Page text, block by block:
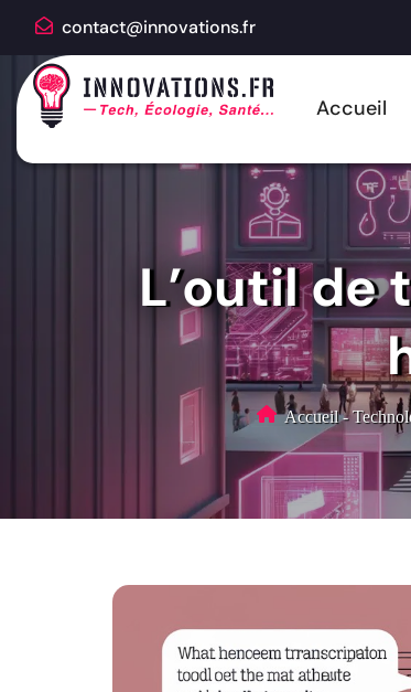
contact@innovations.fr
Accueil
L’outil de
Accueil -